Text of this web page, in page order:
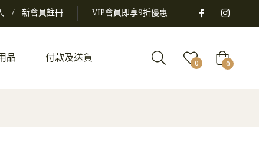
/ 新會員註冊 VIP會員即享9折優惠
品 付款及送貨 0 大
車 0